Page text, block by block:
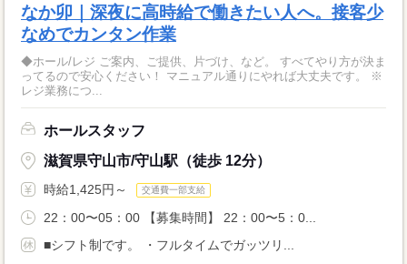
なか卯｜深夜に高時給で働きたい人へ。接客少
なめでカンタン作業
◆ホール/レジ ご案内、ご提供、片づけ、など。 すべてやり方が決ま
ってるので安心ください！ マニュアル通りにやれば大丈夫です。 ※
レジ業務につ...
ホールスタッフ
滋賀県守山市/守山駅（徒歩 12分）
時給1,425円～ 交通費一部支給
22：00〜05：00 【募集時間】 22：00〜5：0...
■シフト制です。 ・フルタイムでガッツリ...